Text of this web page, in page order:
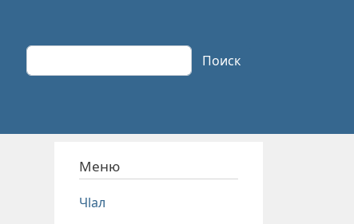
Поиск Поиск
Меню
Чlал